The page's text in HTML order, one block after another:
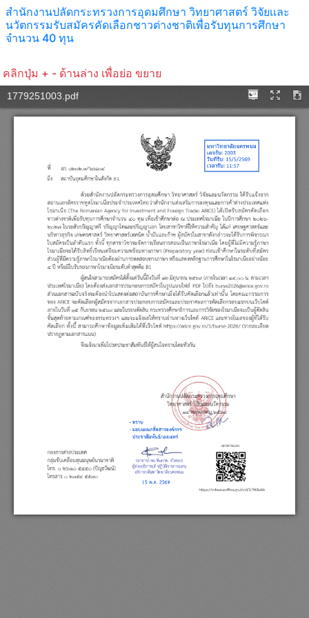
สำนักงานปลัดกระทรวงการอุดมศึกษา วิทยาศาสตร์ วิจัยเเละ
นวัตกรรมรับสมัครคัดเลือกชาวต่างชาติเพื่อรับทุนการศึกษา
จำนวน 40 ทุน
คลิกปุ่ม + - ด้านล่าง เพื่อย่อ ขยาย